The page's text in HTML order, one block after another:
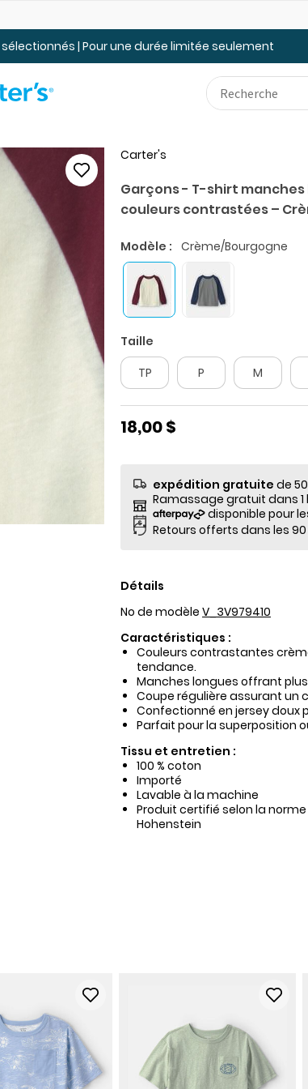
| Pour une durée limitée seulement
Carter's
Garçons - T-shirt manches
couleurs contrastées –
Modèle : Crème/Bourgogne
Taille
TP P M
18,00 $
expédition gratuite de
Ramassage gratuit dans 1
Retours offerts dans les 90
Détails
No de modèle V_3V979410
Caractéristiques :
Couleurs contrastantes
tendance.
Manches longues offrant
Coupe régulière assurant un
Confectionné en jersey doux
Parfait pour la superposition
Tissu et entretien :
100 % coton
Importé
Lavable à la machine
Produit certifié selon la norme
Hohenstein